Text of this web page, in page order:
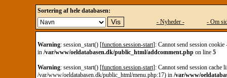
Sortering af hele databasen:
- Nyheder -
- Om
Warning: session_start() [function.session-start]: Cannot send session
in /var/www/oeldatabasen.dk/public_html/addcomment.php on line 5
Warning: session_start() [function.session-start]: Cannot send session cache
/var/www/oeldatabasen.dk/public_html/menu.php:17) in /var/www/